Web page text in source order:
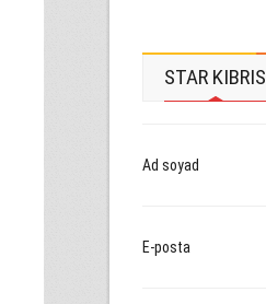
STAR KIBRIS
Ad soyad
E-posta